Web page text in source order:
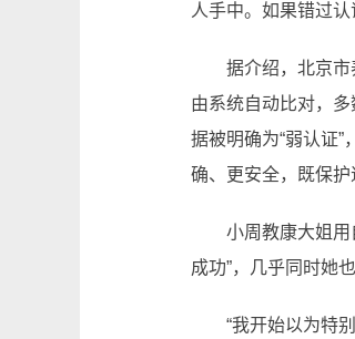
人手中。如果错过
据介绍，北京市养
由系统自动比对，
据被明确为“弱认证
确、更安全，既保
小周教康大姐用自
成功”，几乎同时她
“我开始以为特别